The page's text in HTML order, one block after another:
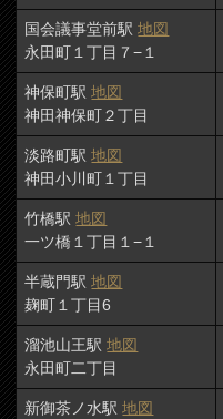
国会議事堂前駅地図
永田町１丁目７−１
神保町駅地図
神田神保町２丁目
淡路町駅地図
神田小川町１丁目
竹橋駅地図
一ツ橋１丁目１−１
半蔵門駅地図
麹町１丁目6
溜池山王駅地図
永田町二丁目
新御茶ノ水駅地図